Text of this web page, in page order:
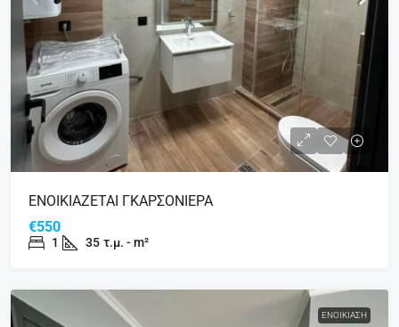
ΕΝΟΙΚΙΑΖΕΤΑΙ ΓΚΑΡΣΟΝΙΕΡΑ
€550
1 35 τ.μ. - m²
ΕΝΟΙΚΊΑΣΗ